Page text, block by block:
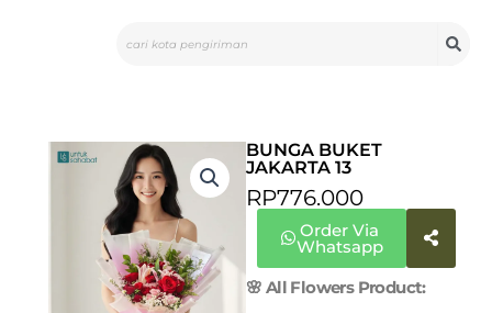
BUNGA BUKET
JAKARTA 13
RP776.000
Order Via
Whatsapp
🌸 All Flowers Product: